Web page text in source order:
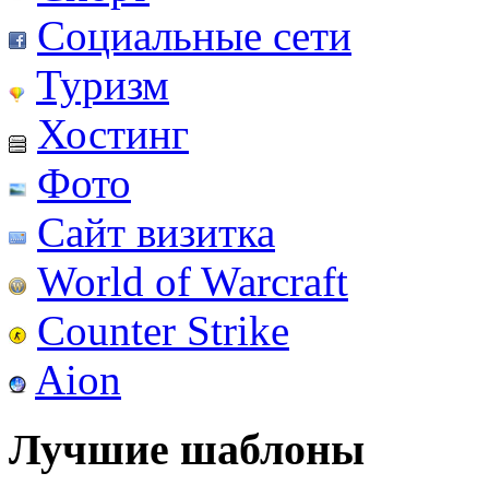
Социальные сети
Туризм
Хостинг
Фото
Сайт визитка
World of Warcraft
Counter Strike
Aion
Лучшие шаблоны